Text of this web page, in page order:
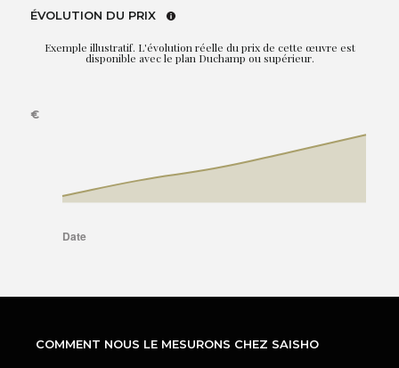
ÉVOLUTION DU PRIX
Exemple illustratif. L'évolution réelle du prix de cette œuvre est
disponible avec le plan Duchamp ou supérieur.
COMMENT NOUS LE MESURONS CHEZ SAISHO